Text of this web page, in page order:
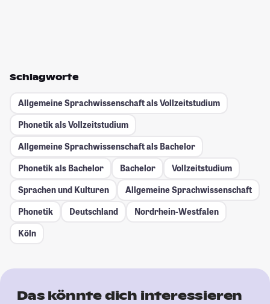
Schlagworte
Allgemeine Sprachwissenschaft als Vollzeitstudium
Phonetik als Vollzeitstudium
Allgemeine Sprachwissenschaft als Bachelor
Phonetik als Bachelor
Bachelor
Vollzeitstudium
Sprachen und Kulturen
Allgemeine Sprachwissenschaft
Phonetik
Deutschland
Nordrhein-Westfalen
Köln
Das könnte dich interessieren